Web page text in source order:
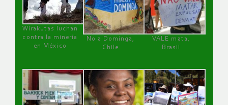
Wirakutas luchan
contra la minería
en México
No a Dominga,
Chile
VALE mata,
Brasil